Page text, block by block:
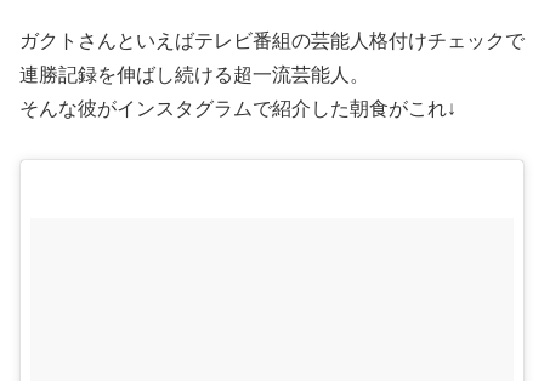
ガクトさんといえばテレビ番組の芸能人格付けチェックで
連勝記録を伸ばし続ける超一流芸能人。
そんな彼がインスタグラムで紹介した朝食がこれ↓